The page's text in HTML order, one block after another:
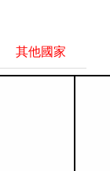
其他國家